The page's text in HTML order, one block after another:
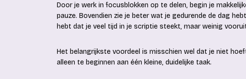
Door je werk in focusblokken op te delen, begin je
pauze. Bovendien zie je beter wat je gedurende de dag
hebt dat je veel tijd in je scriptie steekt, maar weinig
Het belangrijkste voordeel is misschien wel dat je niet
alleen te beginnen aan één kleine, duidelijke taak.